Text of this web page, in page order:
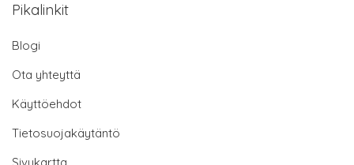
Pikalinkit
Blogi
Ota yhteyttä
Käyttöehdot
Tietosuojakäytäntö